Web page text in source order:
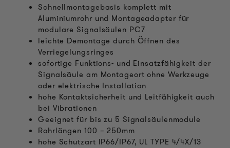
Schnellmontagebasis komplett mit
Aluminiumrohr und Montageadapter für
modulare Signalsäulen PC7
leichte Demontage durch Öffnen des
Verriegelungsringes
sofortige Funktions- und Einsatzfähigkeit der
Signalsäule am Montageort ohne Werkzeuge
oder elektrische Installation
hohe Kontaktsicherheit und Leitfähigkeit auch
bei Vibrationen
Geeignet für bis zu 5 Signalsäulenmodule
Rohrlängen 100 – 250mm
hohe Schutzart IP66/IP67, UL TYPE 4/4X/13